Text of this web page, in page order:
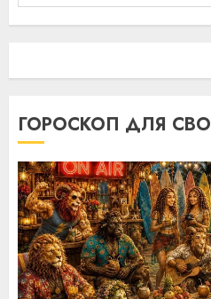
ГОРОСКОП ДЛЯ